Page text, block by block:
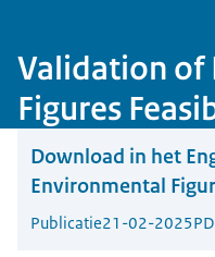
Validation of
Figures
Download in het
Environmental
Publicatie21-02-2025